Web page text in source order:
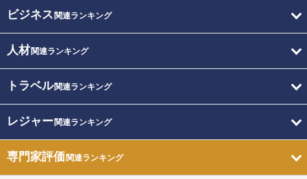
ビジネス 関連ランキング
人材関連ランキング
トラベル関連ランキング
レジャー関連ランキング
専門家評価関連ランキング